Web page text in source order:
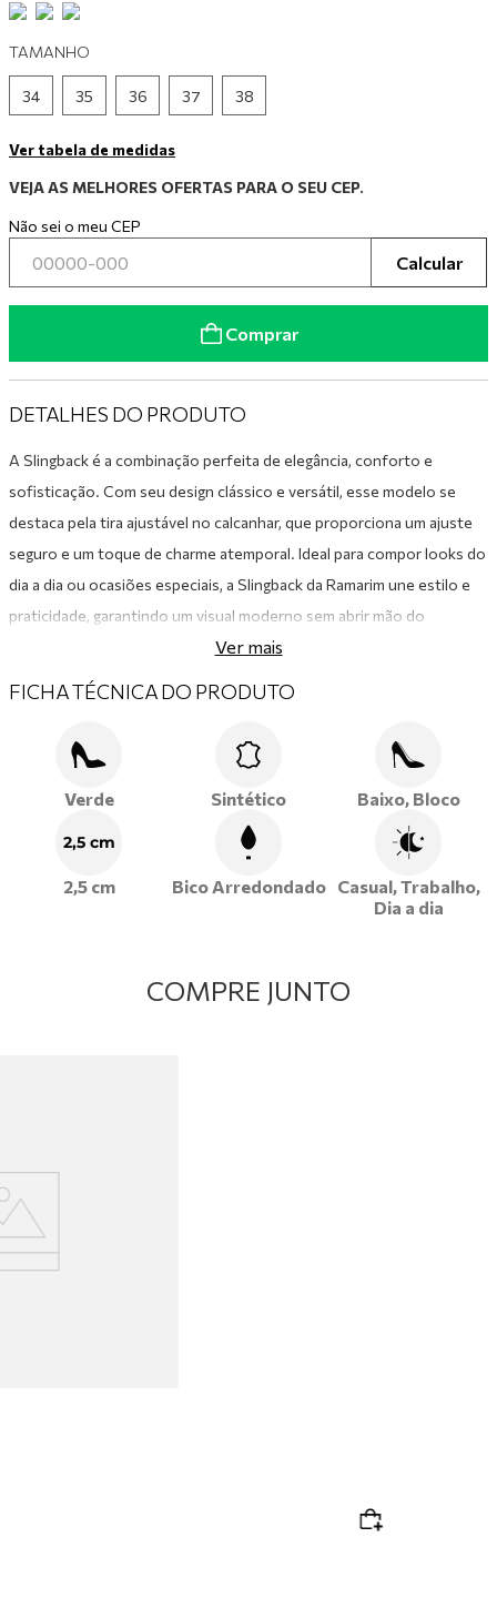
TAMANHO
34 35 36 37 38
Ver tabela de medidas
VEJA AS MELHORES OFERTAS PARA O SEU CEP.
Não sei o meu CEP
Calcular
Comprar
DETALHES DO PRODUTO
A Slingback é a combinação perfeita de elegância, conforto e
sofisticação. Com seu design clássico e versátil, esse modelo se
destaca pela tira ajustável no calcanhar, que proporciona um ajuste
seguro e um toque de charme atemporal. Ideal para compor looks do
dia a dia ou ocasiões especiais, a Slingback da Ramarim une estilo e
praticidade, garantindo um visual moderno sem abrir mão do
Ver mais
FICHA TÉCNICA DO PRODUTO
Verde Sintético Baixo, Bloco
2,5 cm
2,5 cm Bico Arredondado
Casual, Trabalho,
Dia a dia
COMPRE JUNTO
10
tênis preto